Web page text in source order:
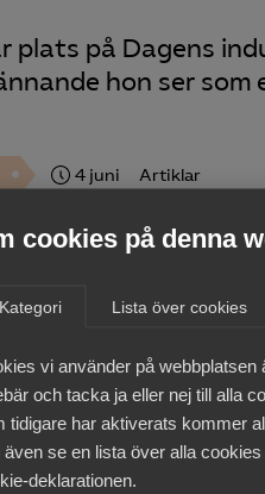
cookies på denna
Kategori Lista över cookies
vi använder på webbplatsen
och tacka ja eller nej till alla
tidigare har aktiverats kommer
även se en lista över alla
deklarationen.
plats på Dagens
hon ser
4 juni Artiklar
mäktigaste kvinnor och
leder Ann Öberg Almega,
och offentlig
125 är ett kvitto på
stärker företagen,